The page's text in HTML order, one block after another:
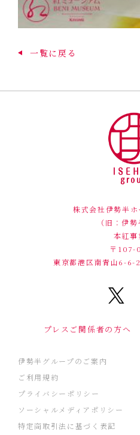
一覧に戻る
株式会社伊勢半ホ
（旧：伊勢
本紅事
〒107-
東京都港区南青山6-6-
プレスご関係者の方へ
伊勢半グループのご案内
ご利用規約
プライバシーポリシー
ソーシャルメディアポリシー
特定商取引法に基づく表記